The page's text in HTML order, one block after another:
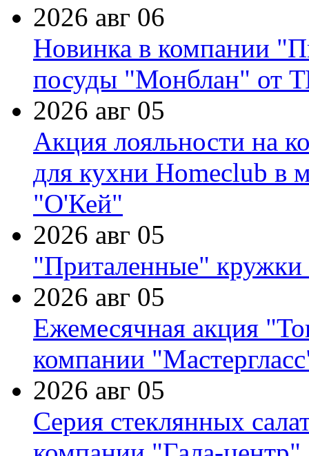
2026 авг 06
Новинка в компании
посуды "Монблан" от
2026 авг 05
Акция лояльности на
для кухни Homeclub в
"О'Кей"
2026 авг 05
"Приталенные" кружки
2026 авг 05
Ежемесячная акция
компании
2026 авг 05
Серия стеклянных